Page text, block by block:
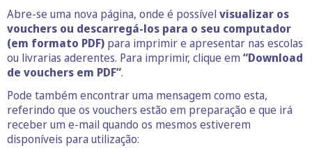
Abre-se uma nova página, onde é possível visualizar os
vouchers ou descarregá-los para o seu computador
(em formato PDF) para imprimir e apresentar nas escolas
ou livrarias aderentes. Para imprimir, clique em “Download
de vouchers em PDF”.
Pode também encontrar uma mensagem como esta,
referindo que os vouchers estão em preparação e que irá
receber um e-mail quando os mesmos estiverem
disponíveis para utilização: